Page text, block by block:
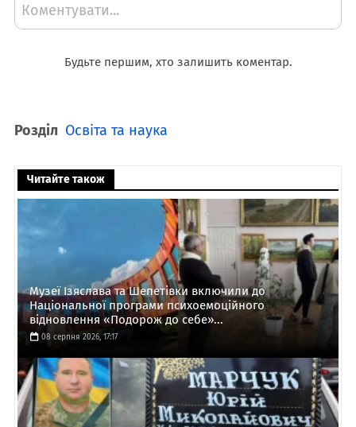
Коментувати...
Будьте першим, хто залишить коментар.
Розділ Освіта та наука
Читайте також
Музеї Ізяслава та Шепетівки включили до
Національної програми психоемоційного
відновлення «Подорож до себе»...
08 серпня 2026, 17:17